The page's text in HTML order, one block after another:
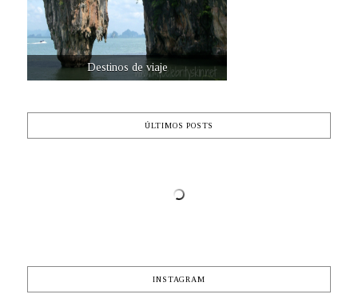
Destinos de viaje
ÚLTIMOS POSTS
INSTAGRAM